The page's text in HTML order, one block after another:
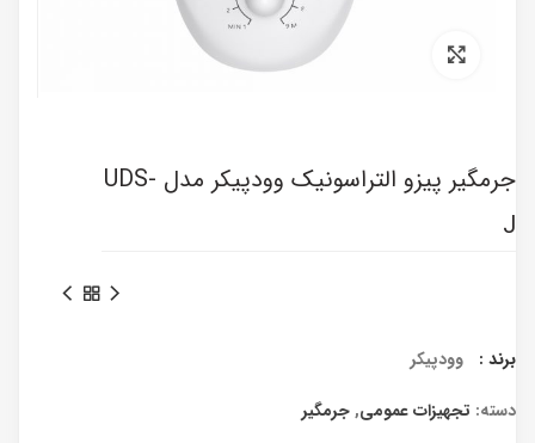
برای بزرگنمایی کلیک کنید
جرمگیر پیزو التراسونیک وودپیکر مدل UDS-
J
برند :
وودپیکر
دسته: تجهیزات عمومی,جرمگیر